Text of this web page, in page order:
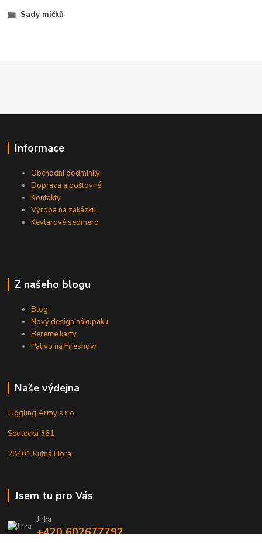
Sady míčků
Informace
Obchodní podmínky
Doprava a poštovné
Kontakty
Výroba na zakázku
Kevlarové sedmero
Z našeho blogu
Blog
Nový design nákupáku
Bereme karty
Palivo na Fireshow
Naše výdejna
Juggling Army s.r.o.
Sedlecká 361
28401 Kutná Hora
Jsem tu pro Vás
Jirka
+420 602677792